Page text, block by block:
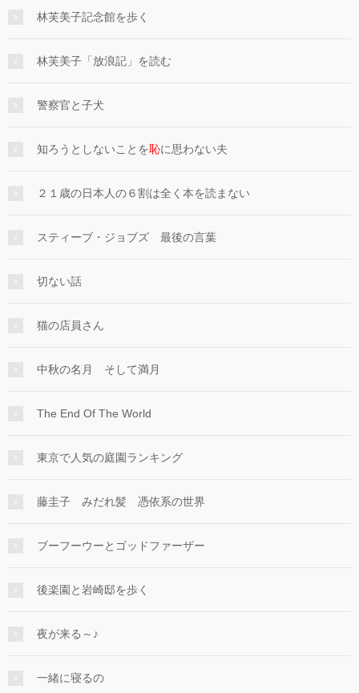
林芙美子記念館を歩く
林芙美子「放浪記」を読む
警察官と子犬
知ろうとしないことを恥に思わない夫
２１歳の日本人の６割は全く本を読まない
スティーブ・ジョブズ 最後の言葉
切ない話
猫の店員さん
中秋の名月 そして満月
The End Of The World
東京で人気の庭園ランキング
藤圭子 みだれ髪 憑依系の世界
ブーフーウーとゴッドファーザー
後楽園と岩崎邸を歩く
夜が来る～♪
一緒に寝るの